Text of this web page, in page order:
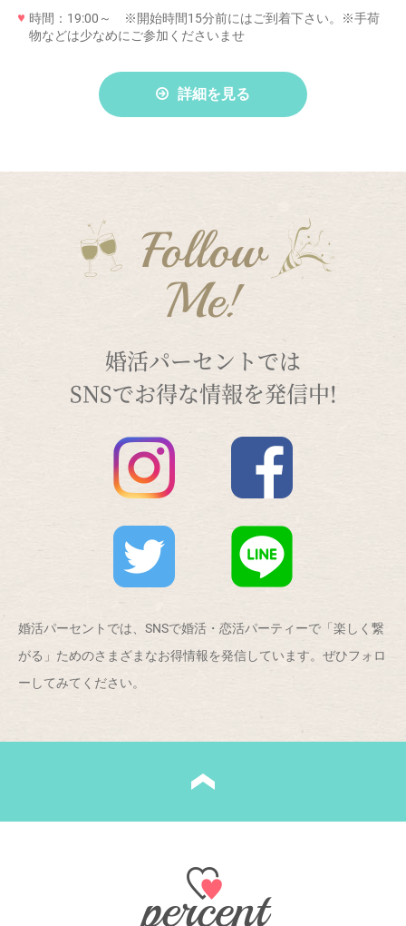
時間：19:00～ ※開始時間15分前にはご到着下さい。※手荷
物などは少なめにご参加くださいませ
詳細を見る
Follow
Me!
婚活パーセントでは
SNSでお得な情報を発信中!
婚活パーセントでは、SNSで婚活・恋活パーティーで「楽しく繋
がる」ためのさまざまなお得情報を発信しています。ぜひフォロ
ーしてみてください。